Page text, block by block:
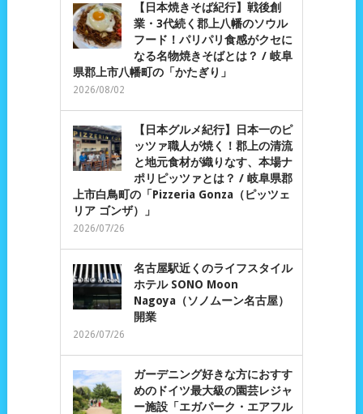
【日本焼きそば紀行】戦後創
業・3代続く郡上八幡のソウル
フード！パリパリ食感がクセに
なる名物焼きそばとは？ / 岐阜
県郡上市八幡町の「かたぎり」
2026/08/02
【日本グルメ紀行】日本一のピ
ッツァ職人が焼く！郡上の清流
と地元食材が織りなす、本場ナ
ポリピッツァとは？ / 岐阜県郡
上市白鳥町の「Pizzeria Gonza（ピッツェ
リア ゴンザ）」
2026/07/26
名古屋駅近くのライフスタイル
ホテル SONO Moon
Nagoya（ソノムーン名古屋）
開業
2026/07/26
ガーデニング好きな方におすす
めのドイツ最大級の園芸レジャ
ー施設「エガパーク・エアフル